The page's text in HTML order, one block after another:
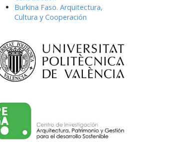
Burkina Faso. Arquitectura,
Cultura y Cooperación